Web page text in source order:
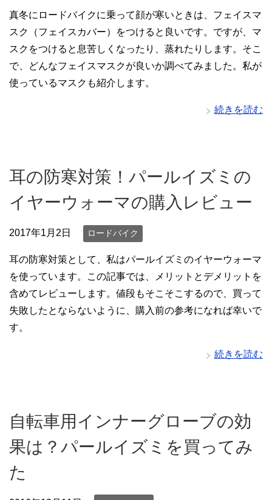
真冬にロードバイクに乗って顔が寒いときは、フェイスマ
スク（フェイスカバー）をつけると良いです。ですが、マ
スクをつけると息苦しくなったり、蒸れたりします。そこ
で、どんなフェイスマスクが良いか調べてみました。私が
使っているマスクも紹介します。
続きを読む
耳の防寒対策！パールイズミの
イヤーウォーマの購入レビュー
2017年1月2日 ロードバイク
耳の防寒対策として、私はパールイズミのイヤーウォーマ
を使っています。この記事では、メリットとデメリットを
含めてレビューします。値段もそこそこするので、買って
失敗したとならないように、購入前の参考になれば幸いで
す。
続きを読む
自転車用インナーグローブの効
果は？パールイズミを買ってみ
た